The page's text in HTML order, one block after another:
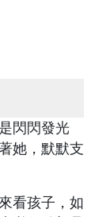
閃閃發光
她，默默支
看孩子，如